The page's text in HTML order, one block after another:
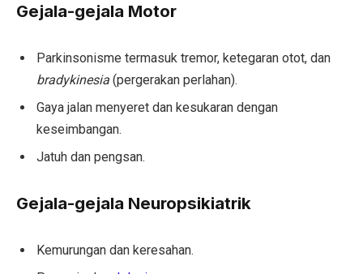
Gejala-gejala Motor
Parkinsonisme termasuk tremor, ketegaran otot, dan
bradykinesia (pergerakan perlahan).
Gaya jalan menyeret dan kesukaran dengan
keseimbangan.
Jatuh dan pengsan.
Gejala-gejala Neuropsikiatrik
Kemurungan dan keresahan.